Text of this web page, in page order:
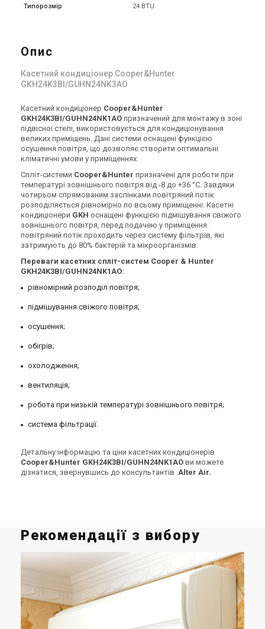
Типорозмір 24 BTU
Опис
Касетний кондиціонер Cooper&Hunter
GKH24K3BI/GUHN24NK3AO
Касетний кондиціонер Cooper&Hunter
GKH24K3BI/GUHN24NK1AO призначений для монтажу в зоні
підвісної стелі, використовується для кондиціонування
великих приміщень. Дані системи оснащені функцією
осушення повітря, що дозволяє створити оптимальні
кліматичні умови у приміщеннях.
Спліт-системи Cooper&Hunter призначені для роботи при
температурі зовнішнього повітря від -8 до +36 °C. Завдяки
чотирьом спрямованим заслінками повітряний потік
розподіляється рівномірно по всьому приміщенні. Касетні
кондиціонери GKH оснащені функцією підмішування свіжого
зовнішнього повітря, перед подачею у приміщення
повітряний потік проходить через систему фільтрів, які
затримують до 80% бактерій та мікроорганізмів.
Переваги касетних спліт-систем Cooper & Hunter
GKH24K3BI/GUHN24NK1AO:
рівномірний розподіл повітря;
підмішування свіжого повітря;
осушення;
обігрів;
охолодження;
вентиляція;
робота при низькій температурі зовнішнього повітря;
система фільтрації.
Детальну інформацію та ціни касетних кондиціонерів
Cooper&Hunter GKH24K3BI/GUHN24NK1AO ви можете
дізнатися, звернувшись до консультантів Alter Air.
Рекомендації з вибору